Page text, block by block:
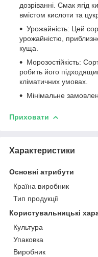
дозріванні. Смак ягід
вмістом кислоти та
Урожайність: Цей
урожайністю,
куща.
Морозостійкість:
робить його
кліматичних умовах.
Мінімальне
Приховати
Характеристики
Основні атрибути
Країна виробник
Тип продукції
Користувальницькі
Культура
Упаковка
Виробник